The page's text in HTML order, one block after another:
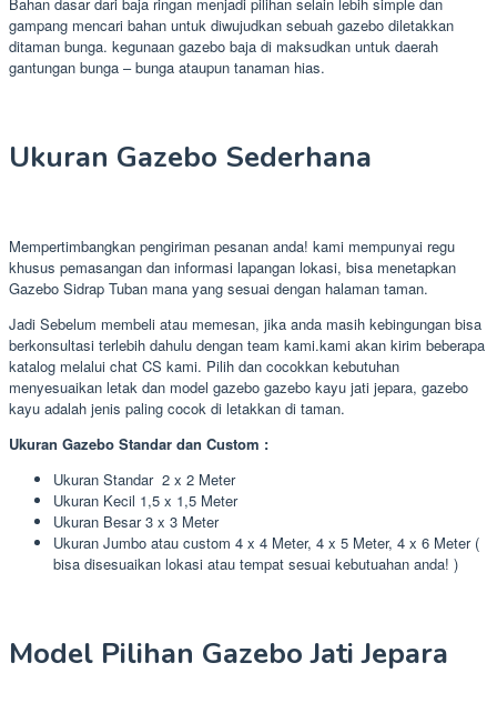
gampang mencari bahan untuk diwujudkan sebuah gazebo diletakkan
ditaman bunga. kegunaan gazebo baja di maksudkan untuk daerah
gantungan bunga – bunga ataupun tanaman hias.
Ukuran Gazebo Sederhana
Mempertimbangkan pengiriman pesanan anda! kami mempunyai regu
khusus pemasangan dan informasi lapangan lokasi, bisa menetapkan
Gazebo Sidrap Tuban mana yang sesuai dengan halaman taman.
Jadi Sebelum membeli atau memesan, jika anda masih kebingungan bisa
berkonsultasi terlebih dahulu dengan team kami.kami akan kirim beberapa
katalog melalui chat CS kami. Pilih dan cocokkan kebutuhan
menyesuaikan letak dan model gazebo gazebo kayu jati jepara, gazebo
kayu adalah jenis paling cocok di letakkan di taman.
Ukuran Gazebo Standar dan Custom :
Ukuran Standar 2 x 2 Meter
Ukuran Kecil 1,5 x 1,5 Meter
Ukuran Besar 3 x 3 Meter
Ukuran Jumbo atau custom 4 x 4 Meter, 4 x 5 Meter, 4 x 6 Meter (
bisa disesuaikan lokasi atau tempat sesuai kebutuahan anda! )
Model Pilihan Gazebo Jati Jepara